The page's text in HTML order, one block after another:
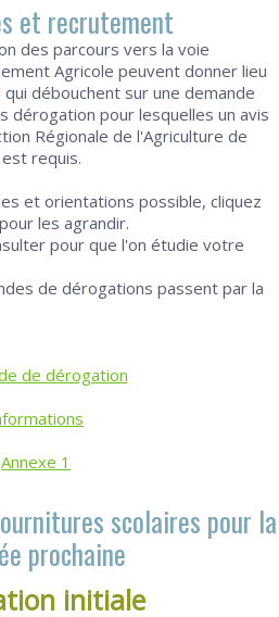
et recrutement
des parcours vers la voie
Agricole peuvent donner lieu
débouchent sur une demande
dérogation pour lesquelles un avis
Régionale de l'Agriculture de
requis.
et orientations possible, cliquez
les agrandir.
pour que l'on étudie votre
de dérogations passent par la
de dérogation
Annexe 1
scolaires pour la
prochaine
initiale